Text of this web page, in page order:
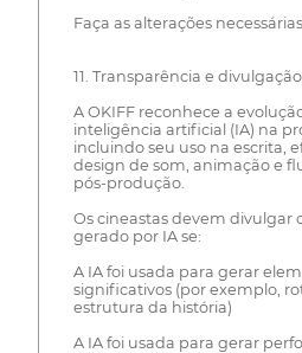
Faça as alterações
11. Transparência e
A OKIFF reconhece a
inteligência artificial (IA) na
incluindo seu uso na escrita,
design de som, animação e
pós-produção.
Os cineastas devem divulgar
gerado por IA se:
A IA foi usada para gerar
significativos (por exemplo,
estrutura da história)
A IA foi usada para gerar